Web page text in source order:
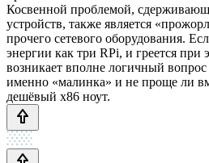
Косвенной проблемой,
устройств, также является
прочего сетевого оборудования.
энергии как три RPi, и греется при
возникает вполне логичный
именно «малинка» и не проще ли
дешёвый x86 ноут.